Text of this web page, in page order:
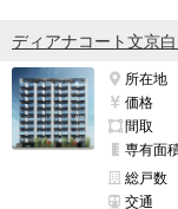
商業施設直結はな
も少ないはずなの
ています。
ディアナコート文京
所在地
価格
間取
専有面
総戸数
交通